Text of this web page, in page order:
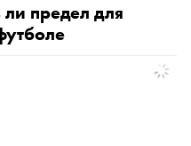
ли предел для